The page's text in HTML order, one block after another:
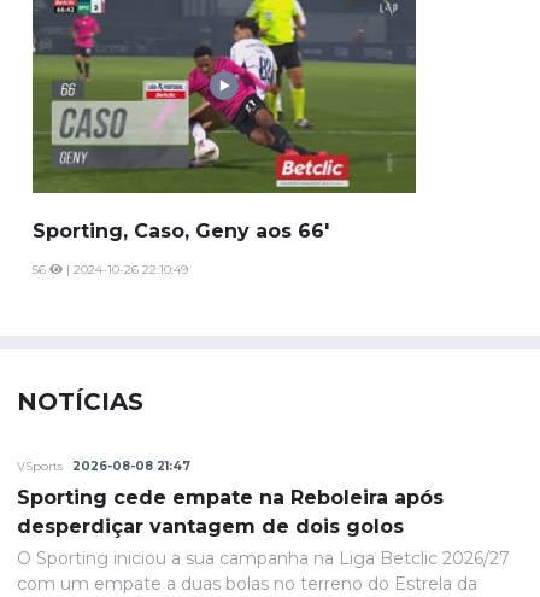
Sporting, Caso, Geny aos 66'
56 | 2024-10-26 22:10:49
NOTÍCIAS
VSports 2026-08-08 21:47
Sporting cede empate na Reboleira após
desperdiçar vantagem de dois golos
O Sporting iniciou a sua campanha na Liga Betclic 2026/27
com um empate a duas bolas no terreno do Estrela da